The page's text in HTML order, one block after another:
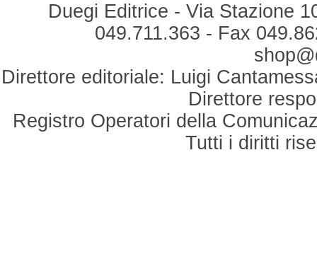
Duegi Editrice - Via Stazione
049.711.363 - Fax
Direttore editoriale: Luigi
Direttore
Registro Operatori della
Tutti i diritti